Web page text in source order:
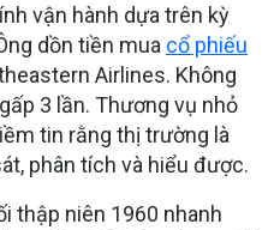
vận hành dựa trên kỳ
dồn tiền mua cổ phiếu
Airlines. Không
3 lần. Thương vụ nhỏ
tin rằng thị trường là
phân tích và hiểu được.
thập niên 1960 nhanh